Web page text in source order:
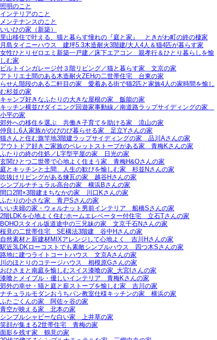
照明のこと
インテリアのこと
メンテナンスのこと
いいひの家（新築）
里山移住で叶える、猫と暮らす憧れの『庭と家』＿ときがわ町の終の棲家
月島タイニーハウス＿建坪5.3木造耐火3階建/大人4人＆猫4匹が暮らす家
女性ひとりゼロエミ新築一戸建／床下エアコン＿親孝行＆ひとり暮らしを愉
しむ家
ビルトインガレージ付３階リビング／猫と暮らす家＿文京の家
アトリエ土間のある木造耐火ZEHの二世帯住宅＿台東の家
らせん階段のある二軒目の家＿愛着ある街で猫2匹と家族4人の家時間を愉し
む杉並の家
キャンプ好きなふたりの大きな屋根の家＿飯能の家
キッチン横並びダイニング回遊家事動線／南道路ラップサイディングの家＿
小平の家
郊外への移住を選ぶ＿共働き子育てを助ける家＿流山の家
仲良し6人家族がのびのび暮らせる家＿足立Yさんの家
猫さんと住む旗竿地3階建ラップサイディングの家＿品川Aさんの家
アウトドア好きご家族のペレットストーブがある家＿青梅Kさんの家
ふたりの終の住処／L字型平屋の家＿日光の家
玄関ひとつ二世帯で心地よく住まう家＿青梅H&Oさんの家
庭とキッチンと土間、人生の歓びを愉しむ家＿杉並Nさんの家
吹抜けリビングがある煉瓦の家＿越谷Hさんの家
シンプルナチュラル高台の家＿横浜Bさんの家
間口2間×3階建まちなかの家＿川口Kさんの家
ふたりの小さな家＿青戸Sさんの家
いい夫婦の家・ウォルナット男前インテリア＿船橋Sさんの家
2階LDKを心地よく住むホームエレベーター付住宅＿立石Tさんの家
BOHOスタイル坂道途中の三兄妹の家＿文京千石Nさんの家
桜見の二世帯住宅＿SE構法3階建＿谷中Hさんの家
自然素材と新建材MIXアレンジして心地よく＿吉川Hさんの家
駅近3LDKローコストでも素敵シンプルハウス＿四つ木Sさんの家
路地に建つライトコートハウス＿文京Aさんの家
川のほとりのコテージハウス＿相模原Gさんの家
おひさまと南庭を愉しむスイス漆喰の家_大宮Iさんの家
漆喰とメイプル・優しいインテリア＿青梅Kさんの家
郊外の幸せ・猫と庭と薪ストーブを愉しむ家＿吉川の家
ナチュラルモダンおうちパン教室仕様キッチンの家＿横浜の家
ふたごくんの家＿阿佐ヶ谷の家
青空が映える家＿北本の家
シンプルシャビーな白い家＿上井草の家
笑顔が集まる2世帯住宅＿青梅の家
面影を残す家＿鶴見の家